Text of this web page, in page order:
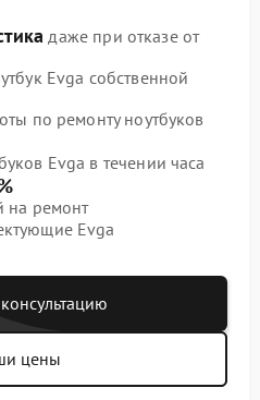
даже при отказе от
Evga собственной
по ремонту ноутбуков
Evga в течении часа
на ремонт
Evga
цены